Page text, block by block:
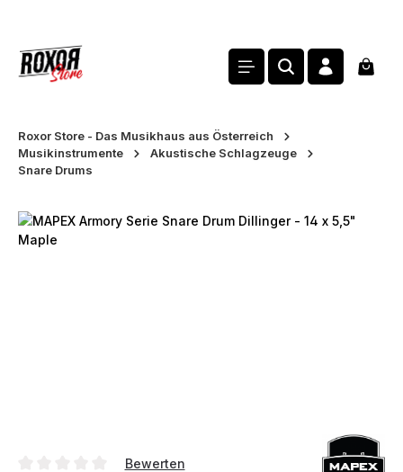
Roxor Store - Das Musikhaus aus Österreich
Musikinstrumente
Akustische Schlagzeuge
Snare Drums
Bildergalerie überspringen
Bewerten